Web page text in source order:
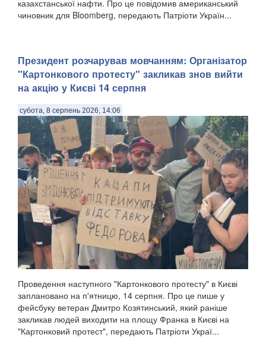
казахстанської нафти. Про це повідомив американський
чиновник для Bloomberg, передають Патріоти Україн...
Президент розчарував мовчанням: Організатор
"Картонкового протесту" закликав знов вийти
на акцію у Києві 14 серпня
субота, 8 серпень 2026, 14:06
Проведення наступного "Картонкового протесту" в Києві
заплановано на п'ятницю, 14 серпня. Про це пише у
фейсбуку ветеран Дмитро Козятинський, який раніше
закликав людей виходити на площу Франка в Києві на
"Картонковий протест", передають Патріоти Украї...